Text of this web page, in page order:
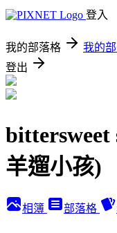
登入
我的部落格 我的
登出
羊遛小孩)
相簿 部落格